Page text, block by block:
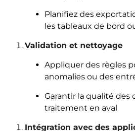
Planifiez des
les tableaux de bord
Validation et nettoyage
Appliquer des règles
anomalies ou des
Garantir la qualité des
traitement en aval
Intégration avec des